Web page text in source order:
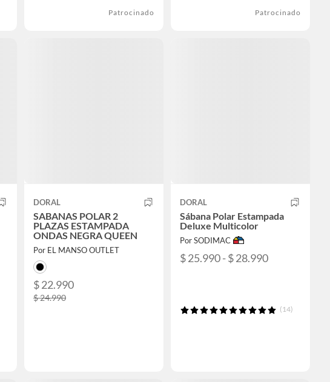
Patrocinado Patrocinado
DORAL
SABANAS POLAR 2
PLAZAS ESTAMPADA
ONDAS NEGRA QUEEN
Por EL MANSO OUTLET
$ 22.990
$ 24.990
DORAL
Sábana Polar Estampada
Deluxe Multicolor
Por SODIMAC
$ 25.990 - $ 28.990
(14)